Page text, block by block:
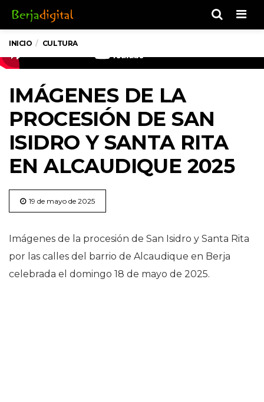
INICIO CULTURA
IMÁGENES DE LA
PROCESIÓN DE SAN
ISIDRO Y SANTA RITA
EN ALCAUDIQUE 2025
19 de mayo de 2025
Imágenes de la procesión de San Isidro y Santa Rita
por las calles del barrio de Alcaudique en Berja
celebrada el domingo 18 de mayo de 2025.